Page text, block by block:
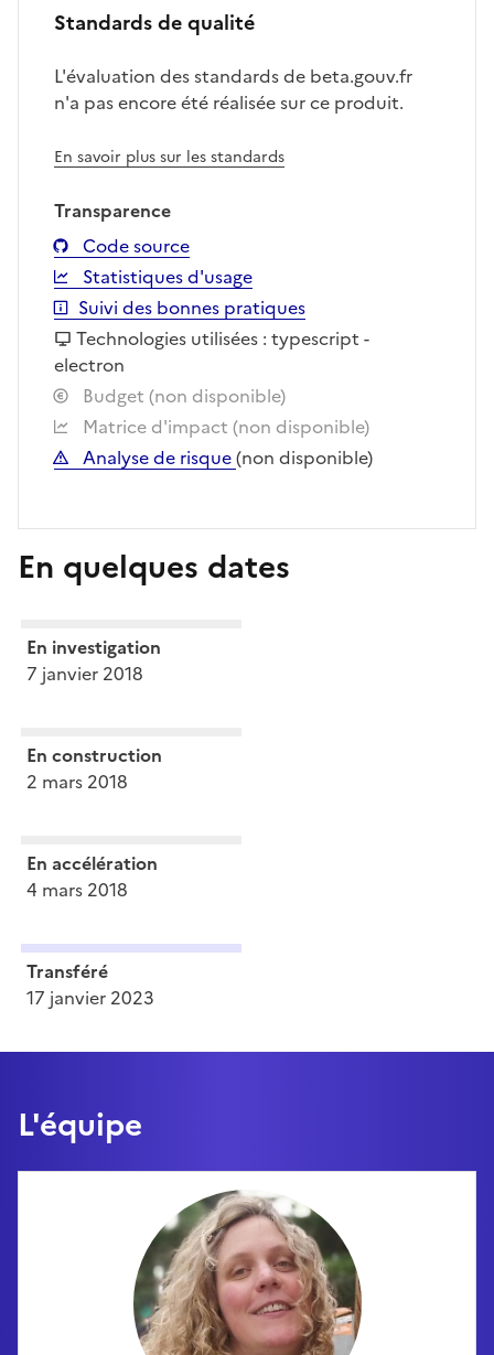
Standards de qualité
L'évaluation des standards de beta.gouv.fr
n'a pas encore été réalisée sur ce produit.
En savoir plus sur les standards
Transparence
Code source
Statistiques d'usage
Suivi des bonnes pratiques
Technologies utilisées : typescript -
electron
Budget (non disponible)
Matrice d'impact (non disponible)
Analyse de risque(non disponible)
En quelques dates
En investigation
7 janvier 2018
En construction
2 mars 2018
En accélération
4 mars 2018
Transféré
17 janvier 2023
L'équipe